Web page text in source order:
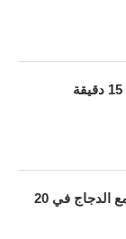
طريقة تحضير الملوخية مع الدجاج في 20